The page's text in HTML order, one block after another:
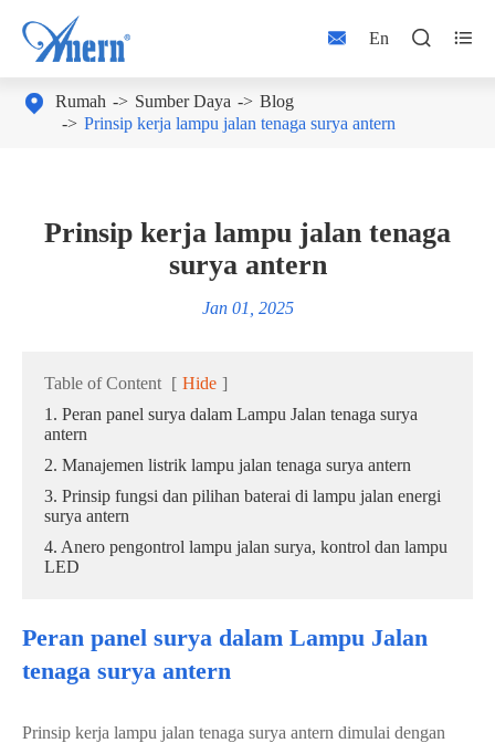
 En  
 Rumah Sumber Daya
Blog
Prinsip kerja lampu jalan tenaga surya antern
Prinsip kerja lampu jalan tenaga
surya antern
Jan 01, 2025
Table of Content [ Hide ]
1. Peran panel surya dalam Lampu Jalan tenaga surya
antern
2. Manajemen listrik lampu jalan tenaga surya antern
3. Prinsip fungsi dan pilihan baterai di lampu jalan energi
surya antern
4. Anero pengontrol lampu jalan surya, kontrol dan lampu
LED
Peran panel surya dalam Lampu Jalan
tenaga surya antern
Prinsip kerja lampu jalan tenaga surya antern dimulai dengan